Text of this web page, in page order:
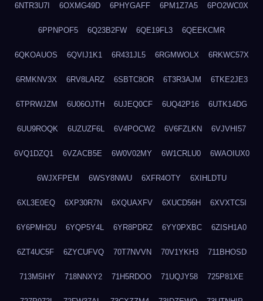
6NTR3U7I 6OXMG49D 6PHYGAFF 6PM1Z7A5 6PO2WC0X
6PPNPOF5 6Q23B2FW 6QE19FL3 6QEEKCMR
6QKOAUOS 6QVIJ1K1 6R431JL5 6RGMWOLX 6RKWC57X
6RMKNV3X 6RV8LARZ 6SBTC8OR 6T3R3AJM 6TKE2JE3
6TPRWJZM 6U06OJTH 6UJEQ0CF 6UQ42P16 6UTK14DG
6UU9ROQK 6UZUZF6L 6V4POCW2 6V6FZLKN 6VJVHI57
6VQ1DZQ1 6VZACB5E 6W0V02MY 6W1CRLU0 6WAOIUX0
6WJXFPEM 6WSY8NWU 6XFR4OTY 6XIHLDTU
6XL3E0EQ 6XP30R7N 6XQUAXFV 6XUCD56H 6XVXTC5I
6Y6PMH2U 6YQP5Y4L 6YR8PDRZ 6YY0PXBC 6ZISH1A0
6ZT4UC5F 6ZYCUFVQ 70T7NVVN 70V1YKH3 711BHOSD
713M5IHY 718NNXY2 71H5RDOO 71UQJY58 725P81XE